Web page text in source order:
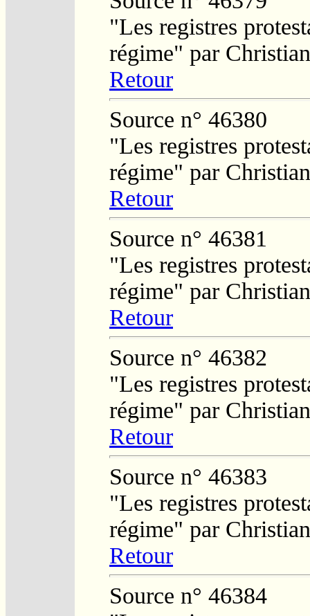
"Les registres
régime" par
Retour
Source n° 46380
"Les registres
régime" par
Retour
Source n° 46381
"Les registres
régime" par
Retour
Source n° 46382
"Les registres
régime" par
Retour
Source n° 46383
"Les registres
régime" par
Retour
Source n° 46384